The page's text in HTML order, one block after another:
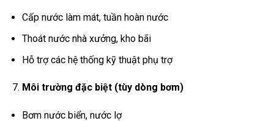
Cấp nước làm mát, tuần hoàn nước
Thoát nước nhà xưởng, kho bãi
Hỗ trợ các hệ thống kỹ thuật phụ trợ
Môi trường đặc biệt (tùy dòng bơm)
Bơm nước biển, nước lợ